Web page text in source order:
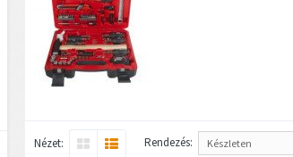
Nézet: Rendezés: Készleten